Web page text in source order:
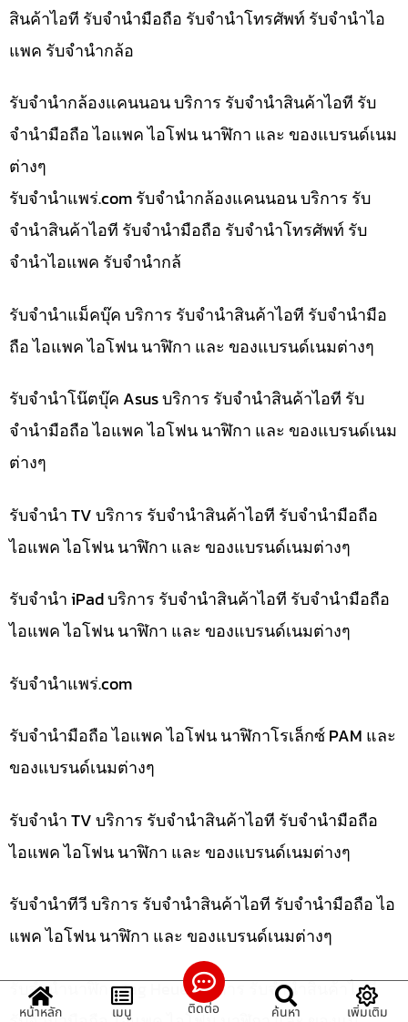
สินค้าไอที รับจำนำมือถือ รับจำนำโทรศัพท์ รับจำนำไอ
แพค รับจำนำกล้อ
รับจำนำกล้องแคนนอน บริการ รับจำนำสินค้าไอที รับ
จำนำมือถือ ไอแพค ไอโฟน นาฬิกา และ ของแบรนด์เนม
ต่างๆ
รับจํานําแพร่.com รับจำนำกล้องแคนนอน บริการ รับ
จำนำสินค้าไอที รับจำนำมือถือ รับจำนำโทรศัพท์ รับ
จำนำไอแพค รับจำนำกล้
รับจำนำแม็คบุ๊ค บริการ รับจำนำสินค้าไอที รับจำนำมือ
ถือ ไอแพค ไอโฟน นาฬิกา และ ของแบรนด์เนมต่างๆ
รับจำนำโน๊ตบุ๊ค Asus บริการ รับจำนำสินค้าไอที รับ
จำนำมือถือ ไอแพค ไอโฟน นาฬิกา และ ของแบรนด์เนม
ต่างๆ
รับจำนำ TV บริการ รับจำนำสินค้าไอที รับจำนำมือถือ
ไอแพค ไอโฟน นาฬิกา และ ของแบรนด์เนมต่างๆ
รับจำนำ iPad บริการ รับจำนำสินค้าไอที รับจำนำมือถือ
ไอแพค ไอโฟน นาฬิกา และ ของแบรนด์เนมต่างๆ
รับจํานําแพร่.com
รับจำนำมือถือ ไอแพค ไอโฟน นาฬิกาโรเล็กซ์ PAM และ
ของแบรนด์เนมต่างๆ
รับจำนำ TV บริการ รับจำนำสินค้าไอที รับจำนำมือถือ
ไอแพค ไอโฟน นาฬิกา และ ของแบรนด์เนมต่างๆ
รับจำนำทีวี บริการ รับจำนำสินค้าไอที รับจำนำมือถือ ไอ
แพค ไอโฟน นาฬิกา และ ของแบรนด์เนมต่างๆ
รับจำนำนาฬิกา Tag Heuer บริการ รับจำนำสินค้าไอที
หน้าหลัก เมนู ติดต่อ ค้นหา เพิ่มเติม